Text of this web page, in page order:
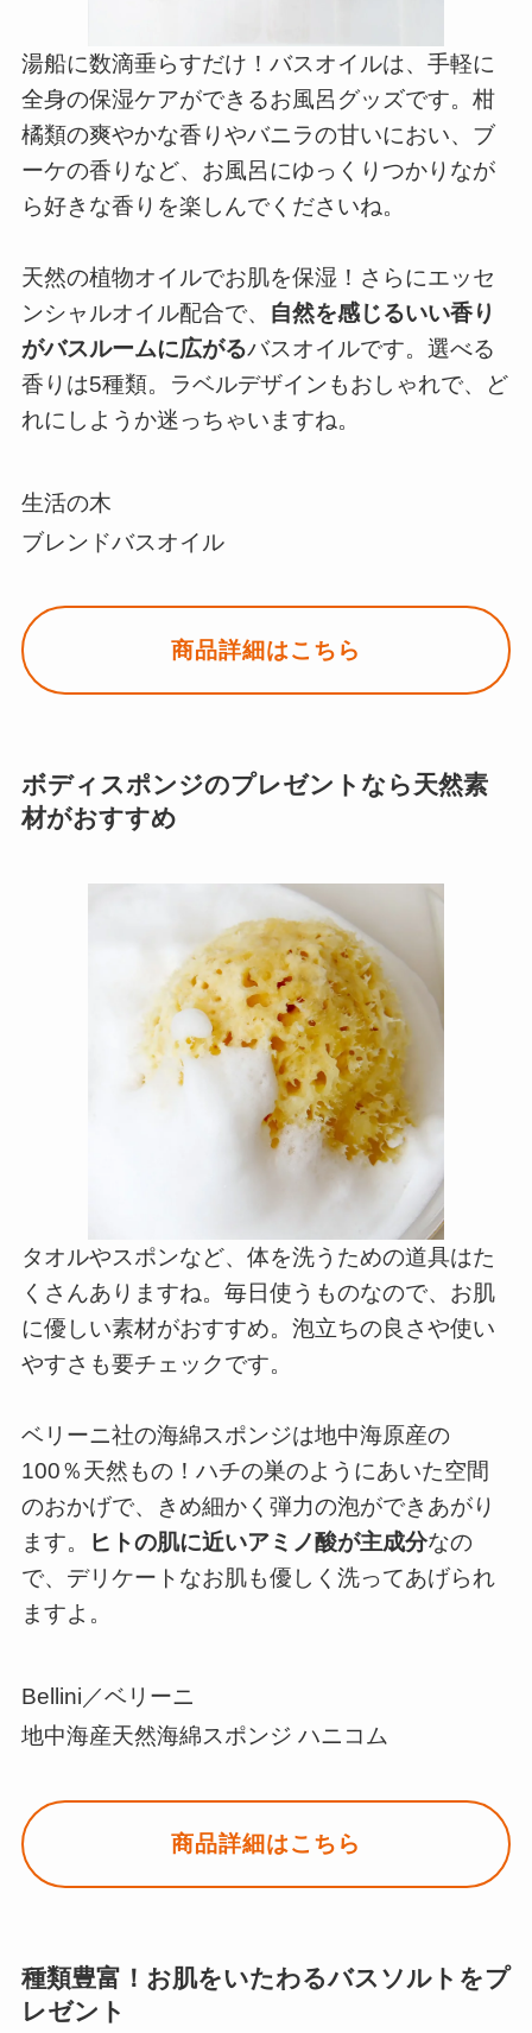
湯船に数滴垂らすだけ！バスオイルは、手軽に
全身の保湿ケアができるお風呂グッズです。柑
橘類の爽やかな香りやバニラの甘いにおい、ブ
ーケの香りなど、お風呂にゆっくりつかりなが
ら好きな香りを楽しんでくださいね。
天然の植物オイルでお肌を保湿！さらにエッセ
ンシャルオイル配合で、 自然を感じるいい香り
がバスルームに広がるバスオイルです。選べる
香りは5種類。ラベルデザインもおしゃれで、ど
れにしようか迷っちゃいますね。
生活の木
ブレンドバスオイル
商品詳細はこちら
ボディスポンジのプレゼントなら天然素
材がおすすめ
タオルやスポンなど、体を洗うための道具はた
くさんありますね。毎日使うものなので、お肌
に優しい素材がおすすめ。泡立ちの良さや使い
やすさも要チェックです。
ベリーニ社の海綿スポンジは地中海原産の
100％天然もの！ハチの巣のようにあいた空間
のおかげで、きめ細かく弾力の泡ができあがり
ます。
ヒトの肌に近いアミノ酸が主成分なの
で、デリケートなお肌も優しく洗ってあげられ
ますよ。
Bellini／ベリーニ
地中海産天然海綿スポンジ ハニコム
商品詳細はこちら
種類豊富！お肌をいたわるバスソルトをプ
レゼント